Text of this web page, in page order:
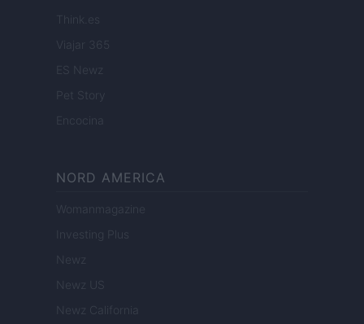
Think.es
Viajar 365
ES Newz
Pet Story
Encocina
NORD AMERICA
Womanmagazine
Investing Plus
Newz
Newz US
Newz California